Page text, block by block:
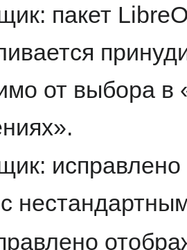
пакет
от выбора в